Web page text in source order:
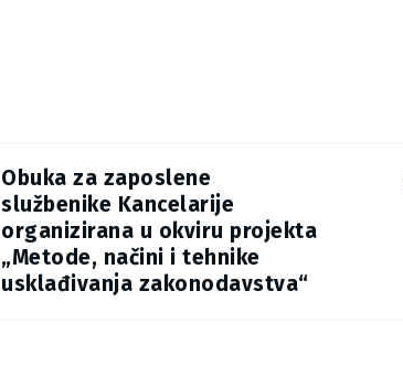
Obuka za zaposlene
službenike Kancelarije
organizirana u okviru projekta
„Metode, načini i tehnike
usklađivanja zakonodavstva“